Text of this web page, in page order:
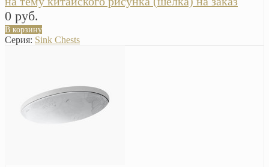
0 руб.
В корзину
Серия: Sink Chests